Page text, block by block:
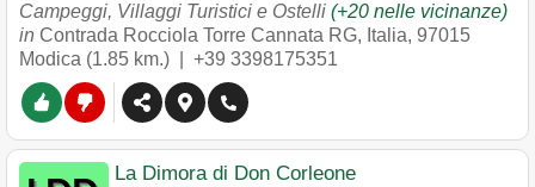
Campeggi, Villaggi Turistici e Ostelli (+20 nelle vicinanze)
in Contrada Rocciola Torre Cannata RG, Italia, 97015
Modica (1.85 km.) | +39 3398175351
La Dimora di Don Corleone